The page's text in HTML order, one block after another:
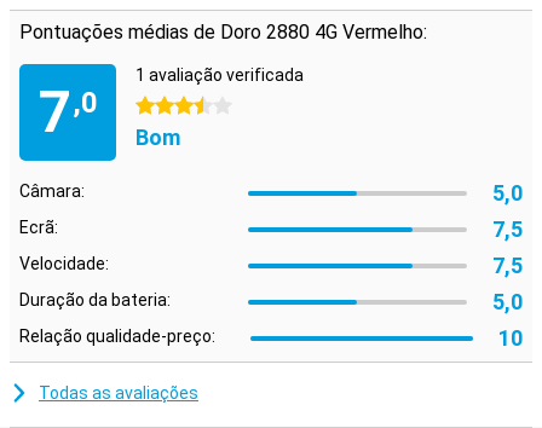
Pontuações médias de Doro 2880 4G Vermelho:
7,0
1 avaliação verificada
3.5 estrelas
Bom
Câmara: 5,0
Ecrã: 7,5
Velocidade: 7,5
Duração da bateria: 5,0
Relação qualidade-preço: 10
Todas as avaliações